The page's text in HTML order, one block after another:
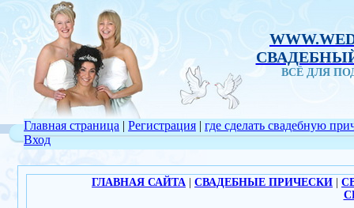
ВСЁ ДЛЯ
Главная страница | Регистрация |
Вход
где сделать свадебную
ГЛАВНАЯ САЙТА СВАДЕБНЫЕ ПРИЧЕСКИ